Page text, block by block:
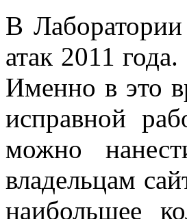
В Лаборатории
атак 2011
Именно в это
исправной
можно
владельцам
наибольшее